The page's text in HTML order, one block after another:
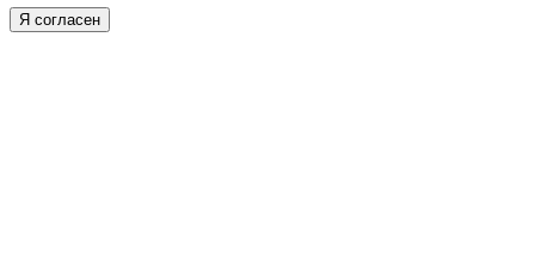
Я согласен